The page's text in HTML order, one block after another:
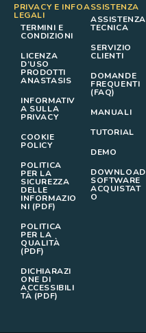
PRIVACY E INFO
LEGALI
TERMINI E
CONDIZIONI
LICENZA
D’USO
PRODOTTI
ANASTASIS
INFORMATIV
A SULLA
PRIVACY
COOKIE
POLICY
POLITICA
PER LA
SICUREZZA
DELLE
INFORMAZIO
NI (PDF)
POLITICA
PER LA
QUALITÀ
(PDF)
DICHIARAZI
ONE DI
ACCESSIBILI
TÀ (PDF)
ASSISTENZA
ASSISTENZA
TECNICA
SERVIZIO
CLIENTI
DOMANDE
FREQUENTI
(FAQ)
MANUALI
TUTORIAL
DEMO
DOWNLOAD
SOFTWARE
ACQUISTAT
O